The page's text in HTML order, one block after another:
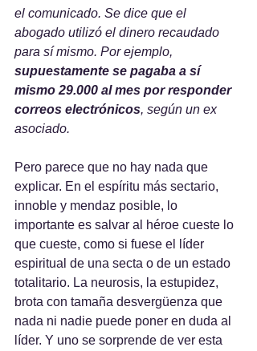
el comunicado. Se dice que el
abogado utilizó el dinero recaudado
para sí mismo. Por ejemplo,
supuestamente se pagaba a sí
mismo 29.000 al mes por responder
correos electrónicos, según un ex
asociado.
Pero parece que no hay nada que
explicar. En el espíritu más sectario,
innoble y mendaz posible, lo
importante es salvar al héroe cueste lo
que cueste, como si fuese el líder
espiritual de una secta o de un estado
totalitario. La neurosis, la estupidez,
brota con tamaña desvergüenza que
nada ni nadie puede poner en duda al
líder. Y uno se sorprende de ver esta